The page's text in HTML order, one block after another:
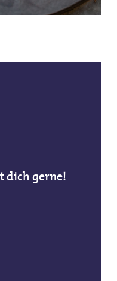
dich gerne!